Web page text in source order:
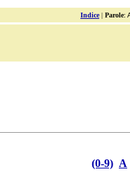
Indice| Parole:
(0-9) A